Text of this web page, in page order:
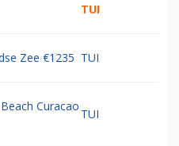
TUI
Zee €1235 TUI
Curacao
TUI